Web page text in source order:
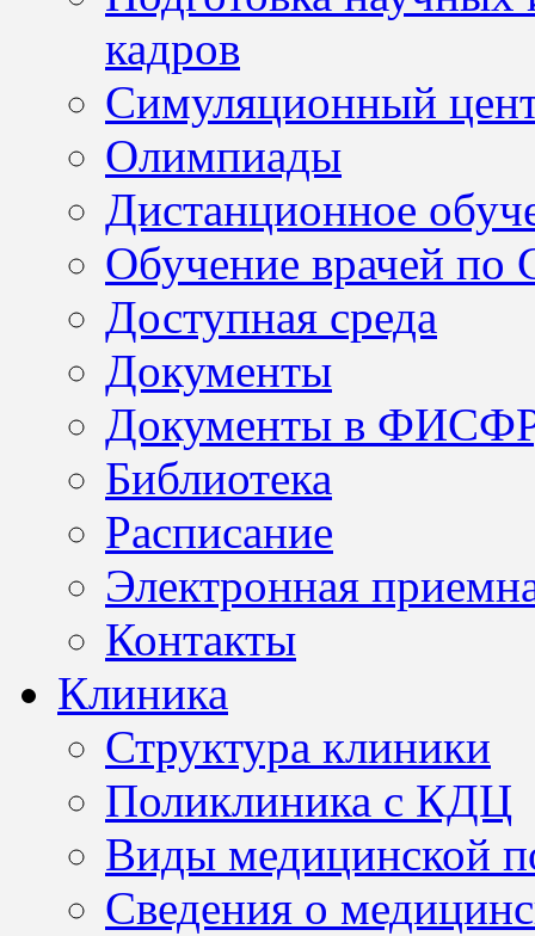
кадров
Симуляционный
Олимпиады
Дистанционное
Обучение врачей по
Доступная среда
Документы
Документы в
Библиотека
Расписание
Электронная
Контакты
Клиника
Структура клиники
Поликлиника с КДЦ
Виды медицинской
Сведения о